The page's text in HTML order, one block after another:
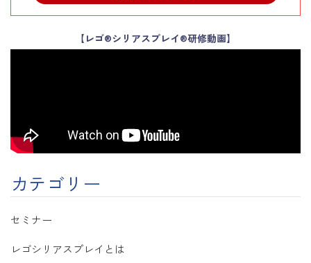
【レゴ®シリアスプレイ®研修動画】
カテゴリー
セミナー
レゴシリアスプレイとは